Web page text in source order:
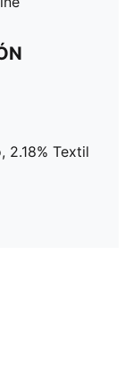
2.18% Textil